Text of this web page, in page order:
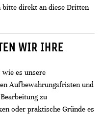
bitte direkt an diese Dritten
WIR IHRE
es unsere
Aufbewahrungsfristen und
zu
oder praktische Gründe es